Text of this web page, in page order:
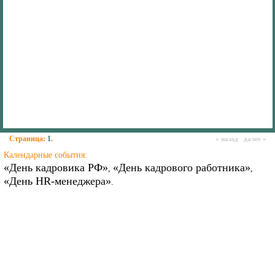
Страница: 1. « назад далее »
Календарные события:
«День кадровика РФ», «День кадрового работника»,
«День HR-менеджера».